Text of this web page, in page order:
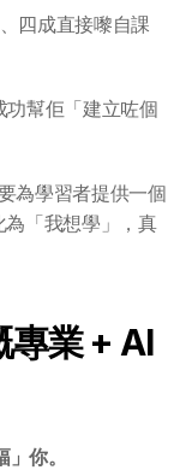
四成直接嚟自課
幫佢「建立咗個
為學習者提供一個
為「我想學」，真
專業 + AI
你。